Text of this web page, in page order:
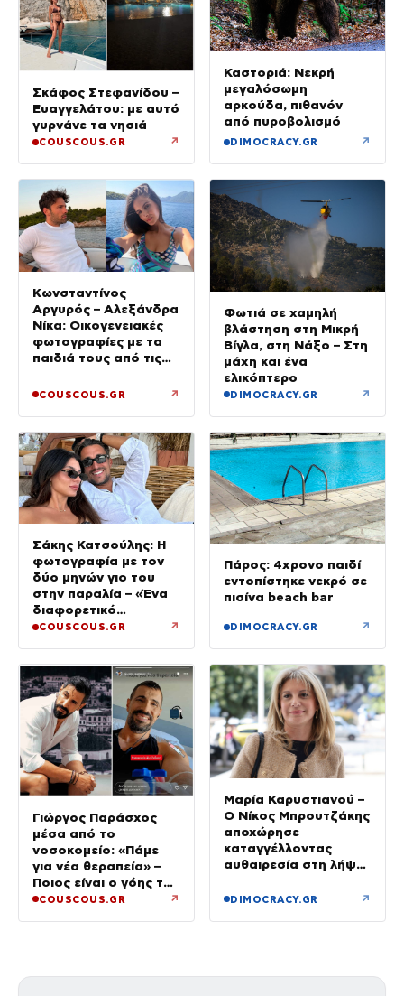
Σκάφος Στεφανίδου –
Ευαγγελάτου: με αυτό
γυρνάνε τα νησιά
COUSCOUS.GR ↗
Καστοριά: Νεκρή
μεγαλόσωμη
αρκούδα, πιθανόν
από πυροβολισμό
DIMOCRACY.GR ↗
Κωνσταντίνος
Αργυρός – Αλεξάνδρα
Νίκα: Οικογενειακές
φωτογραφίες με τα
παιδιά τους από τις
σκάφος
COUSCOUS.GR ↗
Φωτιά σε χαμηλή
βλάστηση στη Μικρή
Βίγλα, στη Νάξο – Στη
μάχη και ένα
ελικόπτερο
DIMOCRACY.GR ↗
Σάκης Κατσούλης: Η
φωτογραφία με τον
δύο μηνών γιο του
στην παραλία – «Ένα
διαφορετικό
καλοκαίρι»
COUSCOUS.GR ↗
Πάρος: 4χρονο παιδί
εντοπίστηκε νεκρό σε
πισίνα beach bar
DIMOCRACY.GR ↗
Γιώργος Παράσχος
μέσα από το
νοσοκομείο: «Πάμε
για νέα θεραπεία» –
Ποιος είναι ο γόης της
Μενεγάκη που δίνει
COUSCOUS.GR ↗
Μαρία Καρυστιανού –
Ο Νίκος Μπρουτζάκης
αποχώρησε
καταγγέλλοντας
αυθαιρεσία στη λήψη
για τη Δημοκρατία»
DIMOCRACY.GR ↗